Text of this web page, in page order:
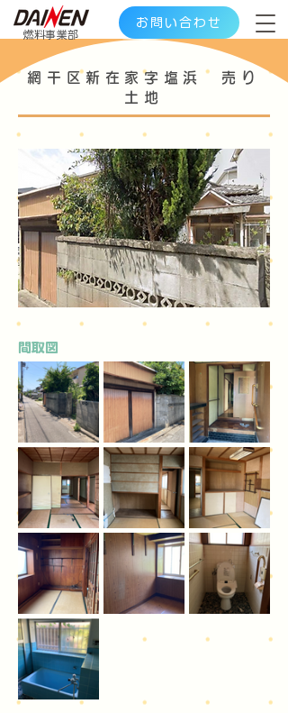
お問い合わせ
​燃料事業部
網干区新在家字塩浜 売り
土地
​間取図